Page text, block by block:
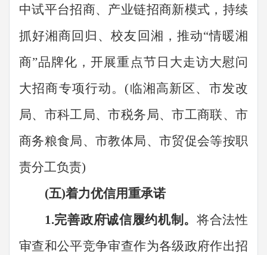
中试平台招商、产业链招商新模式，持续
抓好湘商回归、校友回湘 ， 推动“情暖湘
商”品牌化 ，开展重点节日大走访大慰问
大招商专项行动。 (临湘高新区、 市发改
局、市科工局、市税务局、市工商联、市
商务粮食局、市教体局、市贸促会等按职
责分工负责)
(五)着力优信用重承诺
1.完善政府诚信履约机制。 将合法性
审查和公平竞争审查作为各级政府作出招